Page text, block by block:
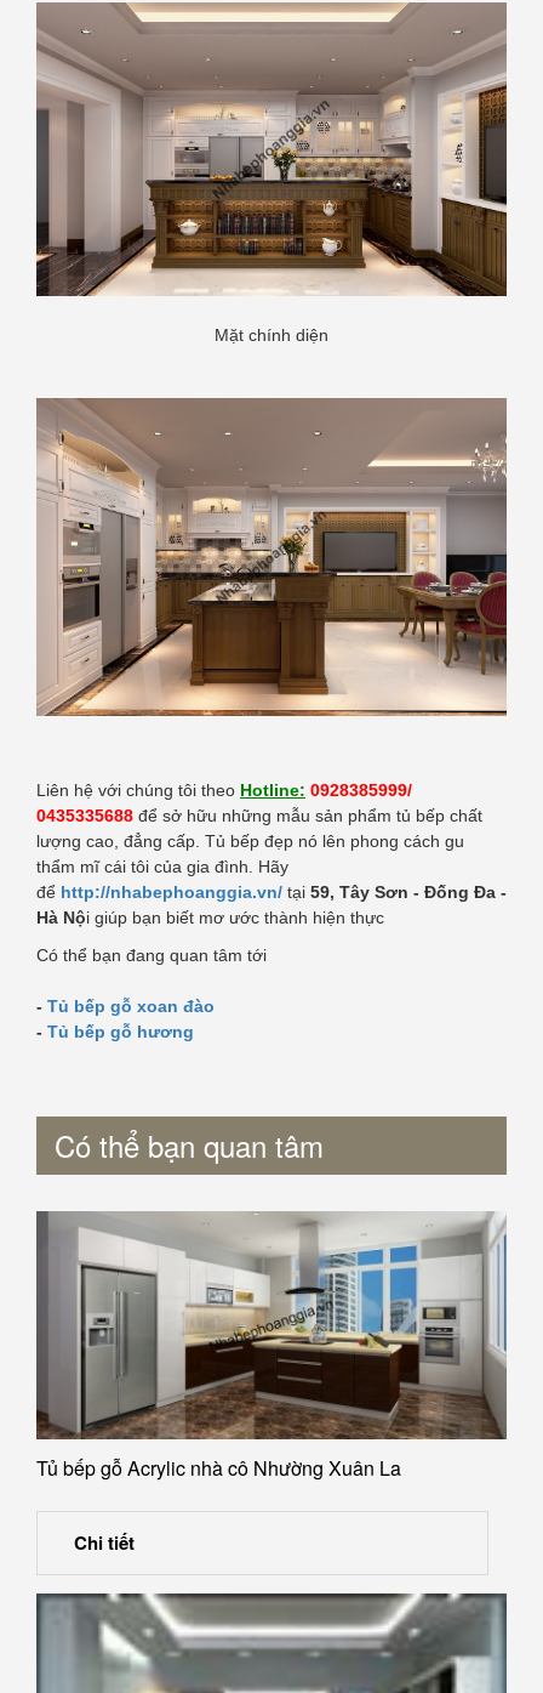
Mặt chính diện
Liên hệ với chúng tôi theo Hotline: 0928385999/
0435335688 để sở hữu những mẫu sản phẩm tủ bếp chất
lượng cao, đẳng cấp. Tủ bếp đẹp nó lên phong cách gu
thẩm mĩ cái tôi của gia đình. Hãy
để http://nhabephoanggia.vn/ tại 59, Tây Sơn - Đống Đa -
Hà Nội giúp bạn biết mơ ước thành hiện thực
Có thể bạn đang quan tâm tới
- Tủ bếp gỗ xoan đào
- Tủ bếp gỗ hương
Có thể bạn quan tâm
Tủ bếp gỗ Acrylic nhà cô Nhường Xuân La
Chi tiết